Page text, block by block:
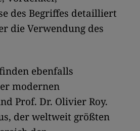
des Begriffes detailliert
die Verwendung des
ebenfalls
modernen
Prof. Dr. Olivier Roy.
der weltweit größten